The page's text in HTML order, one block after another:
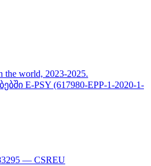
world, 2023-2025.
E-PSY (617980-EPP-1-2020-1-
— CSREU